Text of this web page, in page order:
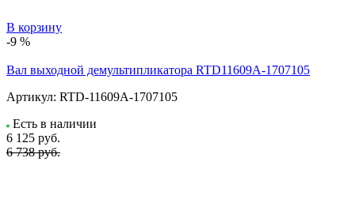
В корзину
-9 %
Вал выходной демультипликатора RTD11609A-1707105
Артикул: RTD-11609A-1707105
Есть в наличии
6 125 руб.
6 738 руб.